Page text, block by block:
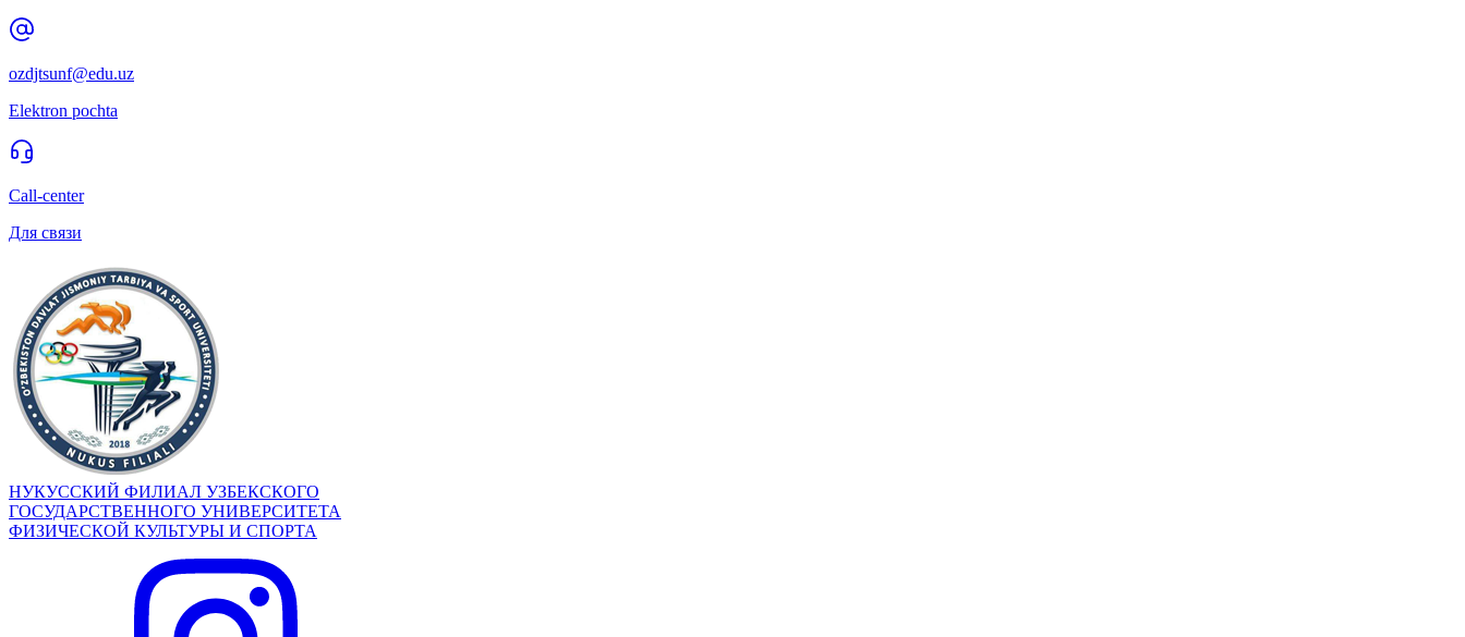
ozdjtsunf@edu.uz
Elektron pochta
Call-center
Для связи
НУКУССКИЙ ФИЛИАЛ УЗБЕКСКОГО
ГОСУДАРСТВЕННОГО УНИВЕРСИТЕТА
ФИЗИЧЕСКОЙ КУЛЬТУРЫ И СПОРТА